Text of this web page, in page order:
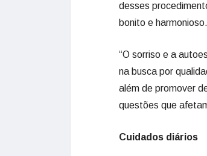
desses
bonito e harmonioso.
“O sorriso e a
na busca por
além de promover
questões que
Cuidados diários